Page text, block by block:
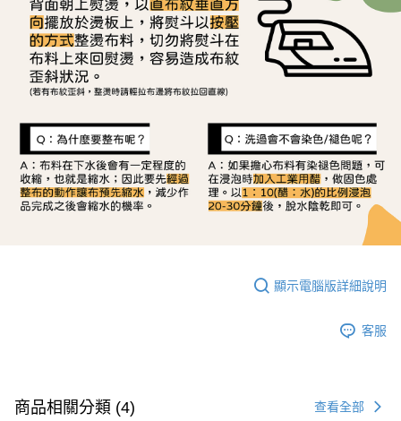
顯示電腦版詳細說明
客服
商品相關分類 (4) 查看全部